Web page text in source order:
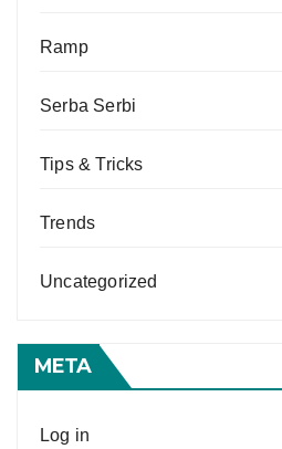
Ramp
Serba Serbi
Tips & Tricks
Trends
Uncategorized
META
Log in